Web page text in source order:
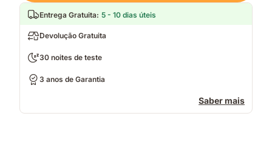
Entrega Gratuita: 5 - 10 dias úteis
Devolução Gratuita
30 noites de teste
3 anos de Garantia
Saber mais